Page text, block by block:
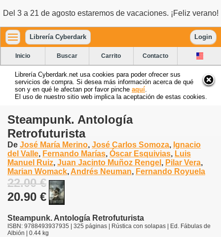
Del 3 a 21 de agosto estaremos de vacaciones. ¡Feliz verano!
Librería Cyberdark Login
Inicio Buscar Carrito Contacto
Librería Cyberdark.net usa cookies para poder ofrecer sus
servicios de compra. Si desea más información acerca de qué
son y en qué le afectan por favor pinche aquí
El uso de nuestro sitio web implica la aceptación de estas cookies.
Steampunk. Antología
Retrofuturista
De José María Merino, José Carlos Somoza, Ignacio
del Valle, Fernando Marías, Óscar Esquivias, Luis
Manuel Ruiz, Juan Jacinto Muñoz Rengel , Pilar Vera,
Marian Womack, Andrés Neuman, Fernando Royuela
22.00 €
20.90 €
Steampunk. Antología Retrofuturista
ISBN: 9788493937935 | 325 páginas | Rústica con solapas | Ed. Fábulas de
Albión | 0.44 kg